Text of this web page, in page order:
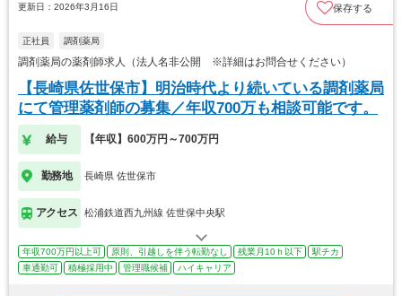
更新日：2026年3月16日 保存する
正社員 調剤薬局
調剤薬局の薬剤師求人（法人名非公開 ※詳細はお問合せください）
【長崎県佐世保市】明治時代より続いている調剤薬局
にて管理薬剤師の募集／年収700万も相談可能です。
給与 【年収】600万円～700万円
勤務地 長崎県 佐世保市
アクセス 松浦鉄道西九州線 佐世保中央駅
年収700万円以上可 原則、引越しを伴う転勤なし 残業月10ｈ以下
駅チカ
車通勤可
積極採用中 管理職候補 ハイキャリア